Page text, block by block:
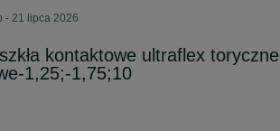
- 21 lipca 2026
kontaktowe ultraflex toryczne
1,25;-1,75;10